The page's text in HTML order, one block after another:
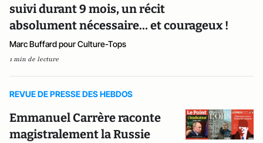
suivi durant 9 mois, un récit
absolument nécessaire… et courageux !
Marc Buffard pour Culture-Tops
1 min de lecture
REVUE DE PRESSE DES HEBDOS
Emmanuel Carrère raconte
magistralement la Russie